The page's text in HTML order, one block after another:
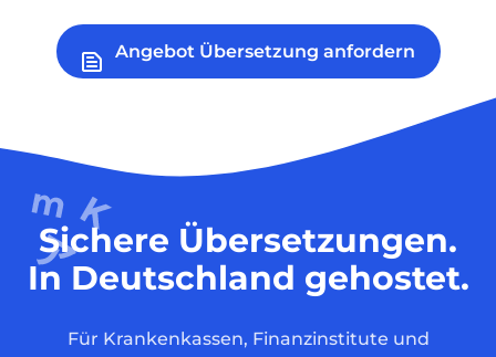
Angebot Übersetzung anfordern
Sichere Übersetzungen.
In Deutschland gehostet.
Für Krankenkassen, Finanzinstitute und